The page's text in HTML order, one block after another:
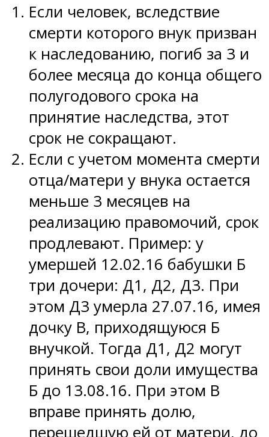
Если человек, вследствие
смерти которого внук призван
к наследованию, погиб за 3 и
более месяца до конца общего
полугодового срока на
принятие наследства, этот
срок не сокращают.
Если с учетом момента смерти
отца/матери у внука остается
меньше 3 месяцев на
реализацию правомочий, срок
продлевают. Пример: у
умершей 12.02.16 бабушки Б
три дочери: Д1, Д2, Д3. При
этом Д3 умерла 27.07.16, имея
дочку В, приходящуюся Б
внучкой. Тогда Д1, Д2 могут
принять свои доли имущества
Б до 13.08.16. При этом В
вправе принять долю,
перешедшую ей от матери, до